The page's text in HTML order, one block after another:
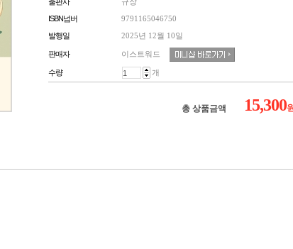
ISBN넘버
9791165046750
발행일
2025년 12월 10일
판매자 이스트워드
수량 개
총 상품금액 15,300